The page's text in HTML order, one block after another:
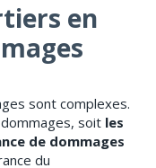
en
sont complexes.
soit les
de dommages
du